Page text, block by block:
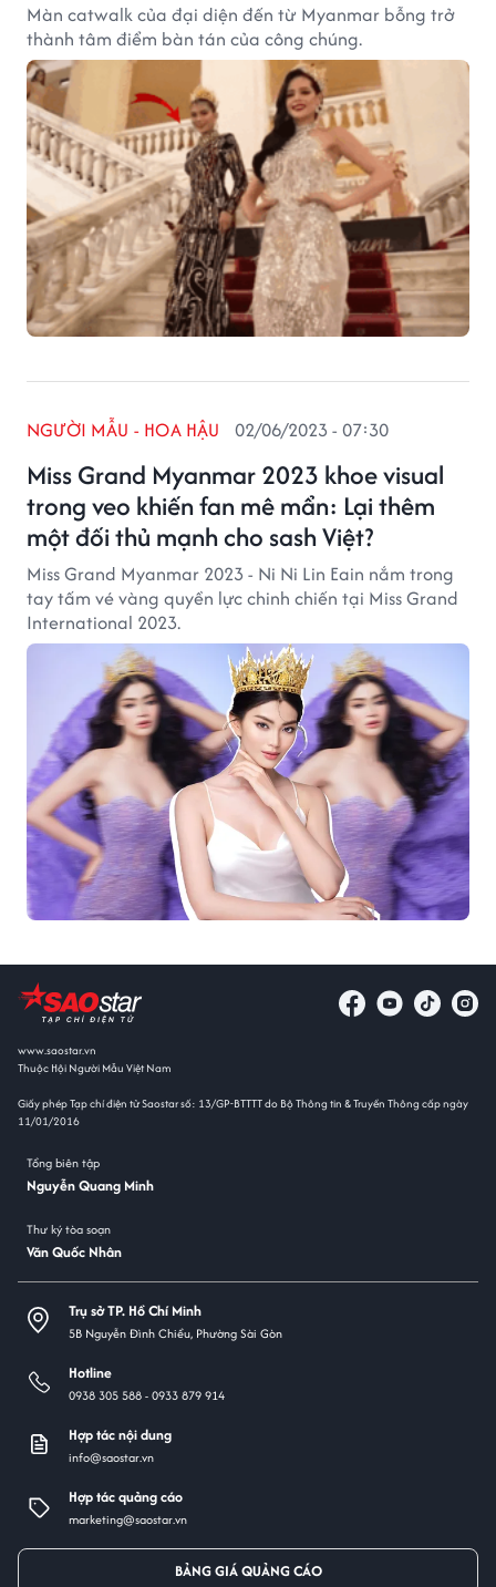
Màn catwalk của đại diện đến từ Myanmar bỗng trở
thành tâm điểm bàn tán của công chúng.
Miss Grand Myanmar 2023 khoe visual
trong veo khiến fan mê mẩn: Lại thêm
một đối thủ mạnh cho sash Việt?
NGƯỜI MẪU - HOA HẬU 02/06/2023 - 07:30
Miss Grand Myanmar 2023 - Ni Ni Lin Eain nắm trong
tay tấm vé vàng quyền lực chinh chiến tại Miss Grand
International 2023.
www.saostar.vn
Thuộc Hội Người Mẫu Việt Nam
Giấy phép Tạp chí điện tử Saostar số: 13/GP-BTTTT do Bộ Thông tin & Truyền Thông cấp ngày
11/01/2016
Tổng biên tập
Nguyễn Quang Minh
Thư ký tòa soạn
Văn Quốc Nhân
Trụ sở TP. Hồ Chí Minh
5B Nguyễn Đình Chiểu, Phường Sài Gòn
Hotline
0938 305 588 -0933 879 914
Hợp tác nội dung
info@saostar.vn
Hợp tác quảng cáo
marketing@saostar.vn
BẢNG GIÁ QUẢNG CÁO